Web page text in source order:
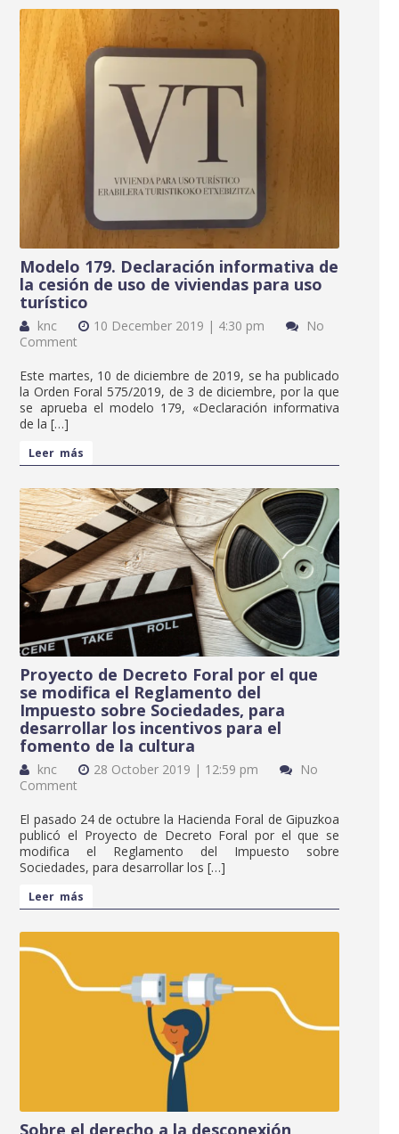
Modelo 179. Declaración informativa de
la cesión de uso de viviendas para uso
turístico
knc 10 December 2019 | 4:30 pm
No
Comment
Este martes, 10 de diciembre de 2019, se ha publicado
la Orden Foral 575/2019, de 3 de diciembre, por la que
se aprueba el modelo 179, «Declaración informativa
de la […]
Leer más
Proyecto de Decreto Foral por el que
se modifica el Reglamento del
Impuesto sobre Sociedades, para
desarrollar los incentivos para el
fomento de la cultura
knc 28 October 2019 | 12:59 pm
No
Comment
El pasado 24 de octubre la Hacienda Foral de Gipuzkoa
publicó el Proyecto de Decreto Foral por el que se
modifica el Reglamento del Impuesto sobre
Sociedades, para desarrollar los […]
Leer más
Sobre el derecho a la desconexión